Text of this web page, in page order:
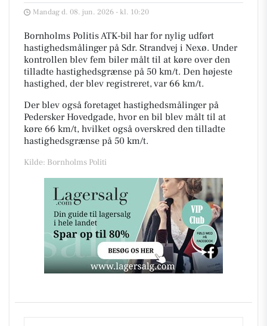
Mandag d. 08. jun. 2026 - kl. 10:20
Bornholms Politis ATK-bil har for nylig udført
hastighedsmålinger på Sdr. Strandvej i Nexø. Under
kontrollen blev fem biler målt til at køre over den
tilladte hastighedsgrænse på 50 km/t. Den højeste
hastighed, der blev registreret, var 66 km/t.
Der blev også foretaget hastighedsmålinger på
Pedersker Hovedgade, hvor en bil blev målt til at
køre 66 km/t, hvilket også overskred den tilladte
hastighedsgrænse på 50 km/t.
Kilde: Bornholms Politi